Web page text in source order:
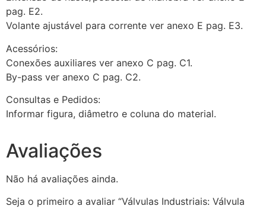
pag. E2.
Volante ajustável para corrente ver anexo E pag. E3.
Acessórios:
Conexões auxiliares ver anexo C pag. C1.
By-pass ver anexo C pag. C2.
Consultas e Pedidos:
Informar figura, diâmetro e coluna do material.
Avaliações
Não há avaliações ainda.
Seja o primeiro a avaliar “Válvulas Industriais: Válvula